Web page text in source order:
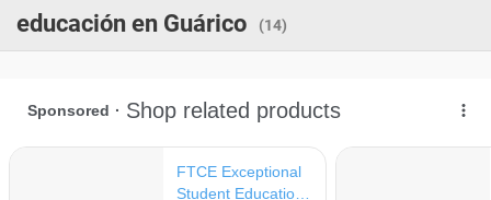
educación en Guárico
(14)